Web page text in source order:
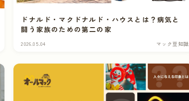
ドナルド・マクドナルド・ハウスとは？病気と
闘う家族のための第二の家
2026.05.04 マック豆知識